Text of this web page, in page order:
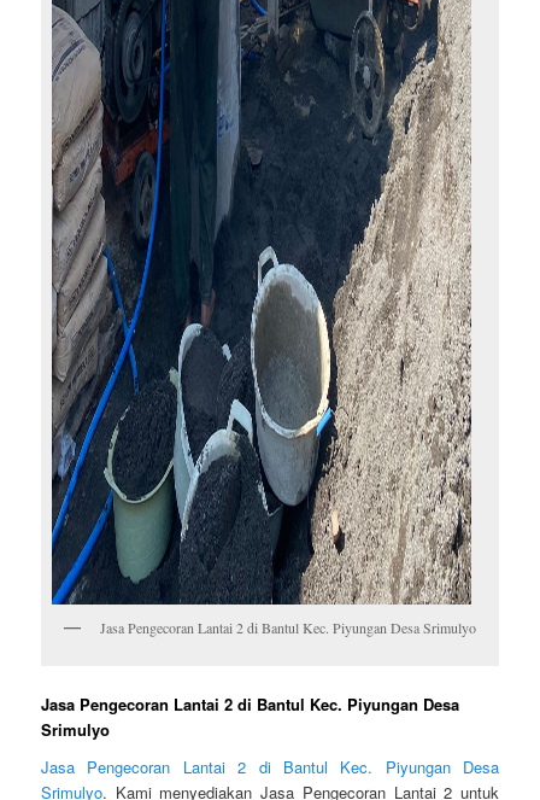
Jasa Pengecoran Lantai 2 di Bantul Kec. Piyungan Desa Srimulyo
Jasa Pengecoran Lantai 2 di Bantul Kec. Piyungan Desa
Srimulyo
Jasa Pengecoran Lantai 2 di Bantul Kec. Piyungan Desa
Srimulyo. Kami menyediakan Jasa Pengecoran Lantai 2 untuk